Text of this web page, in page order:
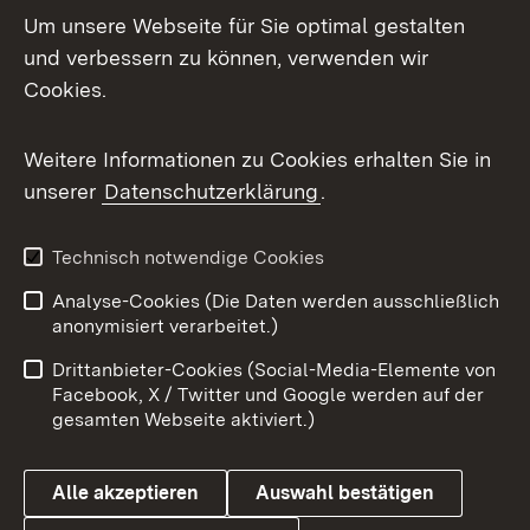
Facebook
X / Twitter
Youtube
Impressum
Kontakt
Barrierefreiheit
Datenschutz
Cookies
Um unsere Webseite für Sie optimal gestalten
und verbessern zu können, verwenden wir
Cookies.
Weitere Informationen zu Cookies erhalten Sie in
unserer Datenschutzerklärung.
Technisch notwendige Cookies
Analyse-Cookies (Die Daten werden ausschließlich
anonymisiert verarbeitet.)
Drittanbieter-Cookies (Social-Media-Elemente von
Facebook, X / Twitter und Google werden auf der
gesamten Webseite aktiviert.)
Alle akzeptieren Auswahl bestätigen